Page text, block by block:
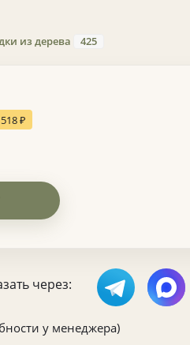
из дерева 425
₽
через:
у менеджера)